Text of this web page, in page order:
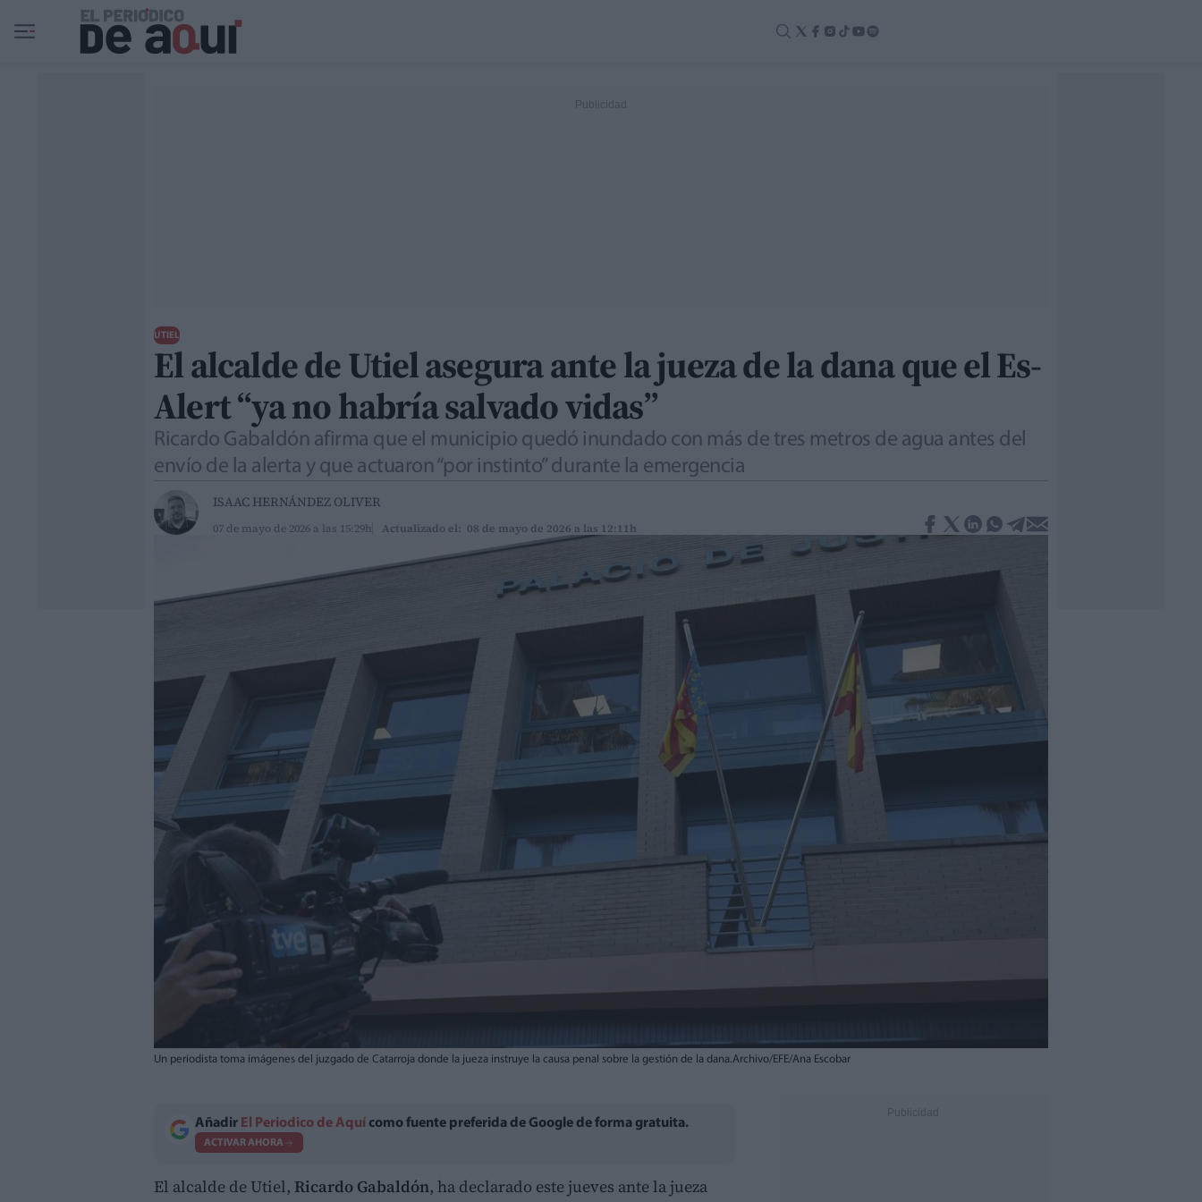
Ir al contenido principal
UTIEL
El alcalde de Utiel asegura ante la jueza de la dana que el Es-
Alert “ya no habría salvado vidas”
Ricardo Gabaldón afirma que el municipio quedó inundado con más de tres metros de agua antes del
envío de la alerta y que actuaron “por instinto” durante la emergencia
ISAAC HERNÁNDEZ OLIVER
07 de mayo de 2026 a las 15:29h Actualizado el: 08 de mayo de 2026 a las 12:11h
Un periodista toma imágenes del juzgado de Catarroja donde la jueza instruye la causa penal sobre la gestión de la dana.Archivo/EFE/Ana Escobar
Añadir El Periodico de Aquí como fuente preferida de Google de forma gratuita.
ACTIVAR AHORA
El alcalde de Utiel, Ricardo Gabaldón, ha declarado este jueves ante la jueza